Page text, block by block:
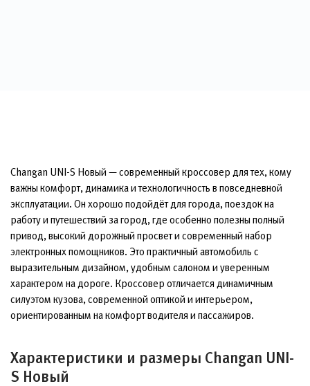
Changan UNI-S Новый — современный кроссовер для тех, кому
важны комфорт, динамика и технологичность в повседневной
эксплуатации. Он хорошо подойдёт для города, поездок на
работу и путешествий за город, где особенно полезны полный
привод, высокий дорожный просвет и современный набор
электронных помощников. Это практичный автомобиль с
выразительным дизайном, удобным салоном и уверенным
характером на дороге. Кроссовер отличается динамичным
силуэтом кузова, современной оптикой и интерьером,
ориентированным на комфорт водителя и пассажиров.
Характеристики и размеры Changan UNI-
S Новый